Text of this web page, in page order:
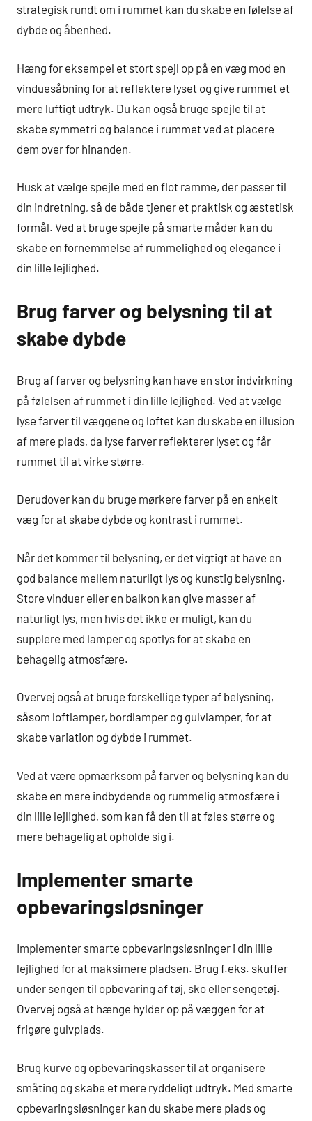
strategisk rundt om i rummet kan du skabe en følelse af
dybde og åbenhed.
Hæng for eksempel et stort spejl op på en væg mod en
vinduesåbning for at reflektere lyset og give rummet et
mere luftigt udtryk. Du kan også bruge spejle til at
skabe symmetri og balance i rummet ved at placere
dem over for hinanden.
Husk at vælge spejle med en flot ramme, der passer til
din indretning, så de både tjener et praktisk og æstetisk
formål. Ved at bruge spejle på smarte måder kan du
skabe en fornemmelse af rummelighed og elegance i
din lille lejlighed.
Brug farver og belysning til at
skabe dybde
Brug af farver og belysning kan have en stor indvirkning
på følelsen af rummet i din lille lejlighed. Ved at vælge
lyse farver til væggene og loftet kan du skabe en illusion
af mere plads, da lyse farver reflekterer lyset og får
rummet til at virke større.
Derudover kan du bruge mørkere farver på en enkelt
væg for at skabe dybde og kontrast i rummet.
Når det kommer til belysning, er det vigtigt at have en
god balance mellem naturligt lys og kunstig belysning.
Store vinduer eller en balkon kan give masser af
naturligt lys, men hvis det ikke er muligt, kan du
supplere med lamper og spotlys for at skabe en
behagelig atmosfære.
Overvej også at bruge forskellige typer af belysning,
såsom loftlamper, bordlamper og gulvlamper, for at
skabe variation og dybde i rummet.
Ved at være opmærksom på farver og belysning kan du
skabe en mere indbydende og rummelig atmosfære i
din lille lejlighed, som kan få den til at føles større og
mere behagelig at opholde sig i.
Implementer smarte
opbevaringsløsninger
Implementer smarte opbevaringsløsninger i din lille
lejlighed for at maksimere pladsen. Brug f.eks. skuffer
under sengen til opbevaring af tøj, sko eller sengetøj.
Overvej også at hænge hylder op på væggen for at
frigøre gulvplads.
Brug kurve og opbevaringskasser til at organisere
småting og skabe et mere ryddeligt udtryk. Med smarte
opbevaringsløsninger kan du skabe mere plads og